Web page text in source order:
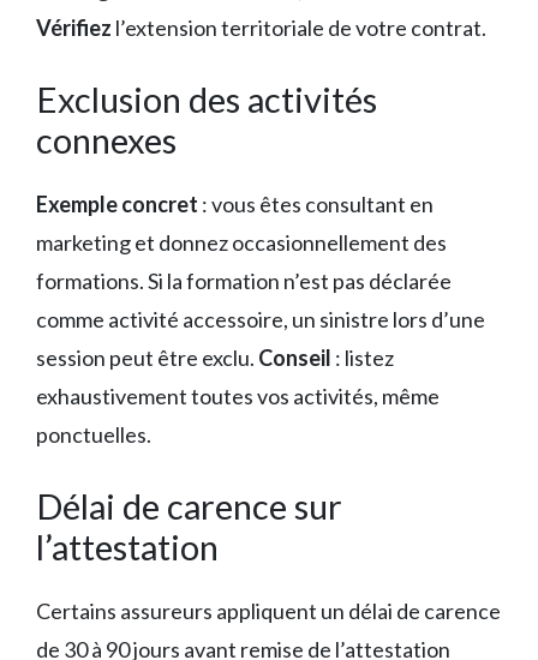
Vérifiez l’extension territoriale de votre contrat.
Exclusion des activités
connexes
Exemple concret : vous êtes consultant en
marketing et donnez occasionnellement des
formations. Si la formation n’est pas déclarée
comme activité accessoire, un sinistre lors d’une
session peut être exclu. Conseil : listez
exhaustivement toutes vos activités, même
ponctuelles.
Délai de carence sur
l’attestation
Certains assureurs appliquent un délai de carence
de 30 à 90 jours avant remise de l’attestation